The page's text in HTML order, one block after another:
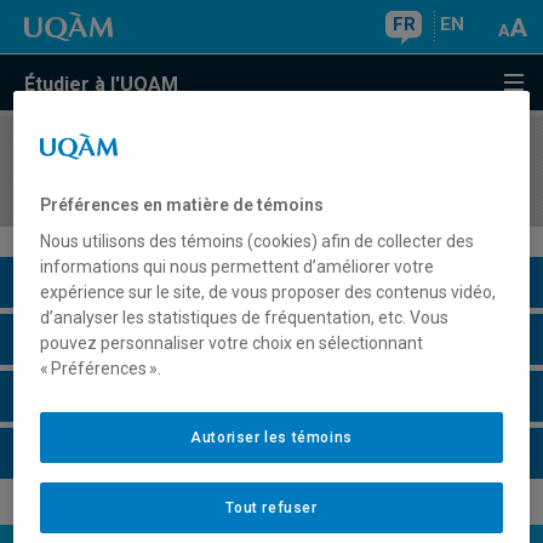
FR EN
Étudier à l'UQAM
COURS//
Description du cours
Horaire - Été 2026
Préférences en matière de témoins
Nous utilisons des témoins (cookies) afin de collecter des
informations qui nous permettent d’améliorer votre
expérience sur le site, de vous proposer des contenus vidéo,
d’analyser les statistiques de fréquentation, etc. Vous
pouvez personnaliser votre choix en sélectionnant
« Préférences ».
Tout refuser
Autoriser les témoins